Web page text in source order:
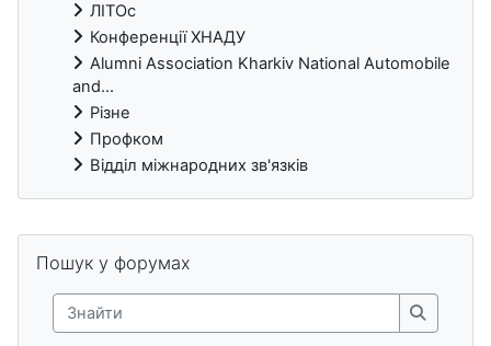
ЛІТОс
Конференції ХНАДУ
Alumni Association Kharkiv National Automobile
and...
Різне
Профком
Відділ міжнародних зв'язків
Пошук у форумах
Знайти
Знайти